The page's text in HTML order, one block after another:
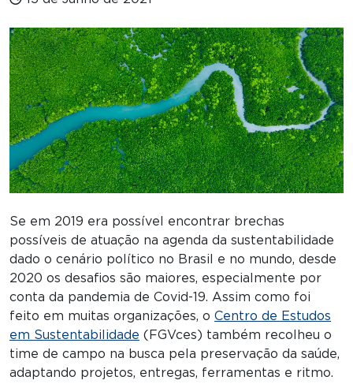
Se em 2019 era possível encontrar brechas
possíveis de atuação na agenda da sustentabilidade
dado o cenário político no Brasil e no mundo, desde
2020 os desafios são maiores, especialmente por
conta da pandemia de Covid-19. Assim como foi
feito em muitas organizações, o Centro de Estudos
em Sustentabilidade (FGVces) também recolheu o
time de campo na busca pela preservação da saúde,
adaptando projetos, entregas, ferramentas e ritmo.